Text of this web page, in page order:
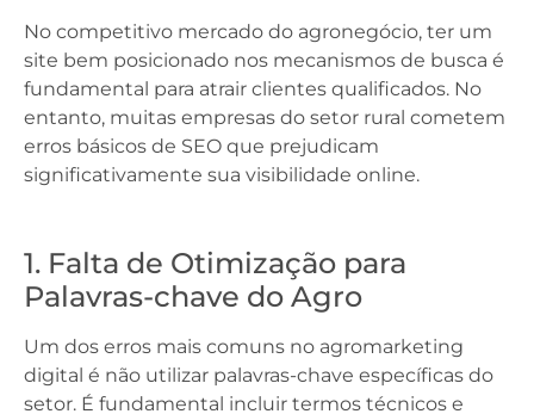
No competitivo mercado do agronegócio, ter um
site bem posicionado nos mecanismos de busca é
fundamental para atrair clientes qualificados. No
entanto, muitas empresas do setor rural cometem
erros básicos de SEO que prejudicam
significativamente sua visibilidade online.
1. Falta de Otimização para
Palavras-chave do Agro
Um dos erros mais comuns no agromarketing
digital é não utilizar palavras-chave específicas do
setor. É fundamental incluir termos técnicos e